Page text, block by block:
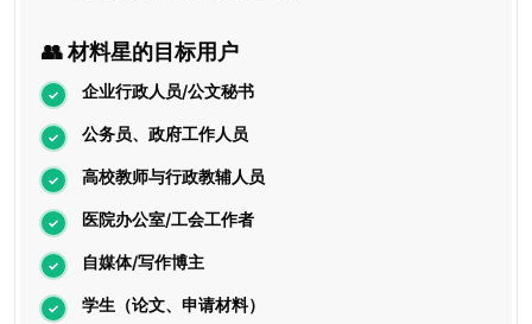
👥 材料星的目标用户
企业行政人员/公文秘书
公务员、政府工作人员
高校教师与行政教辅人员
医院办公室/工会工作者
自媒体/写作博主
学生（论文、申请材料）